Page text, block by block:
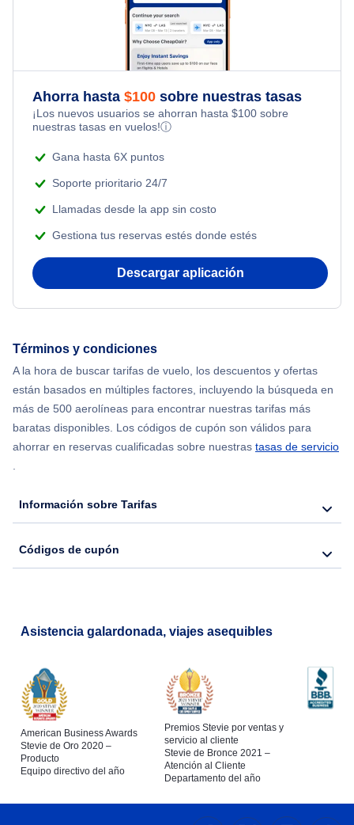
Flights Under $199
Flights from Nueva York to Milán
Flights from Nueva York to Tel Aviv
Flights from Nueva York to Estanbul
Flights from Nueva York to Singapur
Flights from Nueva York to Mumbai
Flights from Shanghai to Nueva York
Flights from Nueva York to Seúl
Flights from Nueva York to Hong Kong
Honeymoon Vacations
Adventure Vacations
Ahorra hasta $100 sobre nuestras tasas
¡Los nuevos usuarios se ahorran hasta $100 sobre
nuestras tasas en vuelos!ⓘ
Gana hasta 6X puntos
Soporte prioritario 24/7
Llamadas desde la app sin costo
Gestiona tus reservas estés donde estés
Descargar aplicación
Términos y condiciones
A la hora de buscar tarifas de vuelo, los descuentos y ofertas
están basados en múltiples factores, incluyendo la búsqueda en
más de 500 aerolíneas para encontrar nuestras tarifas más
baratas disponibles. Los códigos de cupón son válidos para
ahorrar en reservas cualificadas sobre nuestras tasas de servicio
.
Información sobre Tarifas
Códigos de cupón
Asistencia galardonada, viajes asequibles
American Business Awards
Stevie de Oro 2020 –
Producto
Equipo directivo del año
Premios Stevie por ventas y
servicio al cliente
Stevie de Bronce 2021 –
Atención al Cliente
Departamento del año